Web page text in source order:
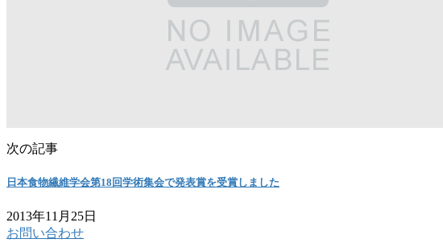
次の記事
日本食物繊維学会第18回学術集会で発表賞を受賞しました
2013年11月25日
お問い合わせ